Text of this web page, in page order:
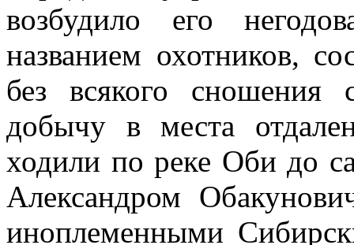
возбудило его
названием охотников,
без всякого сношения
добычу в места
ходили по реке Оби до
Александром
иноплеменными